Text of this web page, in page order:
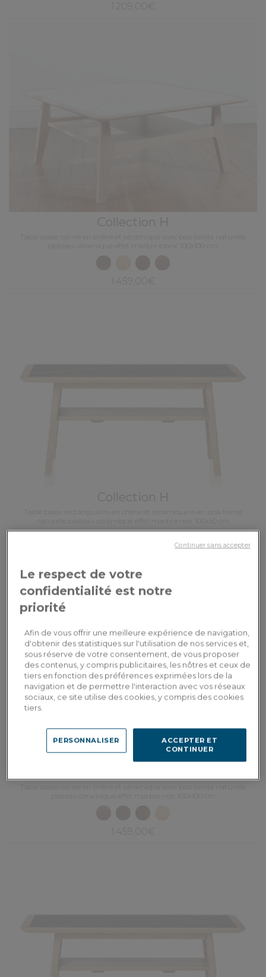
1 209,00€
Collection H
Table basse carrée en chêne et céramique avec bois teinte naturelle
plateau céramique effet marbre blanc 100x100 cm
1 459,00€
Collection H
Table basse rectangulaire en chêne et céramique avec bois teinte
naturelle plateau céramique effet marbre noir 100x50 cm
plateau céramique effet marbre noir 100x100 cm
1 459,00€
Le respect de votre
confidentialité est notre
priorité
Afin de vous offrir une meilleure expérience de navigation,
d'obtenir des statistiques sur l'utilisation de nos services et,
sous réserve de votre consentement, de vous proposer
des contenus, y compris publicitaires, les nôtres et ceux de
tiers en fonction des préférences exprimées lors de la
navigation et de permettre l'interaction avec vos réseaux
sociaux, ce site utilise des cookies, y compris des cookies
tiers.
ACCEPTER ET
CONTINUER
PERSONNALISER
Continuer sans accepter